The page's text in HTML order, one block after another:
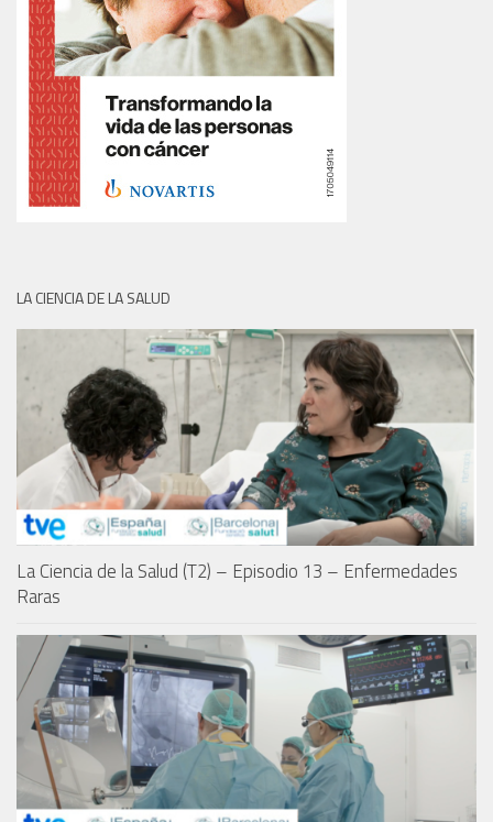
LA CIENCIA DE LA SALUD
La Ciencia de la Salud (T2) – Episodio 13 – Enfermedades
Raras